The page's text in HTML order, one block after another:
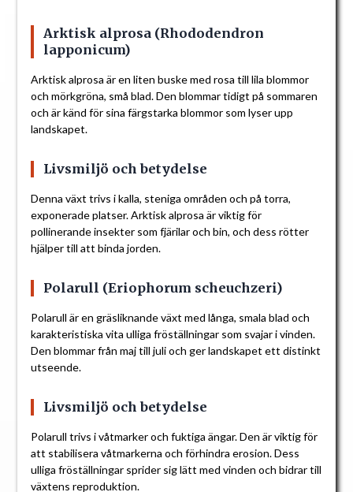
Arktisk alprosa (Rhododendron
lapponicum)
Arktisk alprosa är en liten buske med rosa till lila blommor
och mörkgröna, små blad. Den blommar tidigt på sommaren
och är känd för sina färgstarka blommor som lyser upp
landskapet.
Livsmiljö och betydelse
Denna växt trivs i kalla, steniga områden och på torra,
exponerade platser. Arktisk alprosa är viktig för
pollinerande insekter som fjärilar och bin, och dess rötter
hjälper till att binda jorden.
Polarull (Eriophorum scheuchzeri)
Polarull är en gräsliknande växt med långa, smala blad och
karakteristiska vita ulliga fröställningar som svajar i vinden.
Den blommar från maj till juli och ger landskapet ett distinkt
utseende.
Livsmiljö och betydelse
Polarull trivs i våtmarker och fuktiga ängar. Den är viktig för
att stabilisera våtmarkerna och förhindra erosion. Dess
ulliga fröställningar sprider sig lätt med vinden och bidrar till
växtens reproduktion.